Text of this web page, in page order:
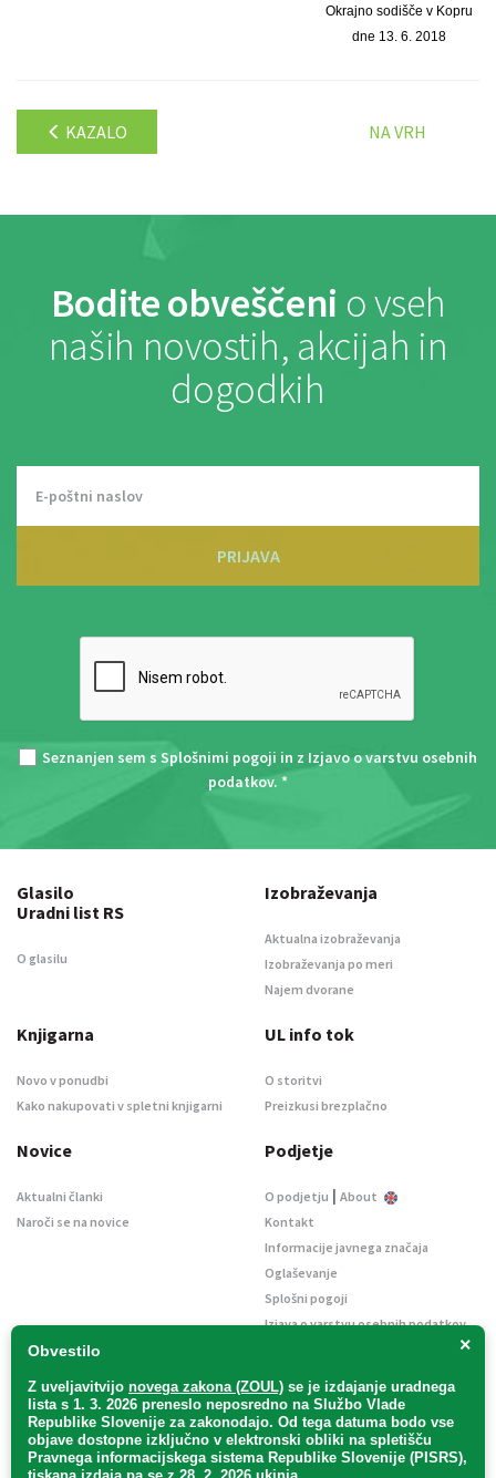
Okrajno sodišče v Kopru
dne 13. 6. 2018
KAZALO NA VRH
Bodite obveščeni o vseh
naših novostih, akcijah in
dogodkih
PRIJAVA
Seznanjen sem s Splošnimi pogoji in z Izjavo o varstvu osebnih
podatkov. *
×
Obvestilo
Z uveljavitvijo novega zakona (ZOUL) se je izdajanje uradnega
lista s 1. 3. 2026 preneslo neposredno na Službo Vlade
Republike Slovenije za zakonodajo. Od tega datuma bodo vse
objave dostopne izključno v elektronski obliki na spletišču
Pravnega informacijskega sistema Republike Slovenije (PISRS),
Glasilo
Uradni list RS
O glasilu
Izobraževanja
Aktualna izobraževanja
Izobraževanja po meri
Najem dvorane
Knjigarna
Novo v ponudbi
Kako nakupovati v spletni knjigarni
UL info tok
O storitvi
Preizkusi brezplačno
Novice
Aktualni članki
Naroči se na novice
Podjetje
O podjetju | About
Kontakt
Informacije javnega značaja
Oglaševanje
Splošni pogoji
Izjava o varstvu osebnih podatkov
Uradni list d. o. o. – v likvidaciji / Vse pravice pridržane.